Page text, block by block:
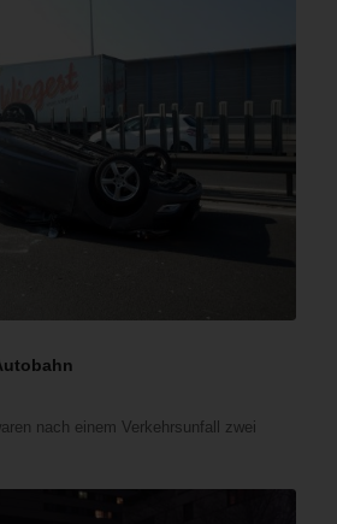
nach einem Verkehrsunfall zwei